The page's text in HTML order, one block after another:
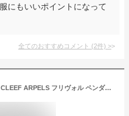
にもいいポイントになって
全てのおすすめコメント (2件) >
ヴァンクリーフ&アーペル VAN CLEEF ARPELS フリヴォル ペンダント ミニモデル VCARP7RI00 新品 ジュエリー ブランドジュエリー